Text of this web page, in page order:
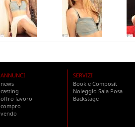
ANNUNCI
news
casting
offro lavoro
compro
vendo
SERVIZI
Book e Composit
Noleggio Sala Posa
Backstage